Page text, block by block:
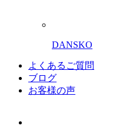
DANSKO
よくあるご質問
ブログ
お客様の声